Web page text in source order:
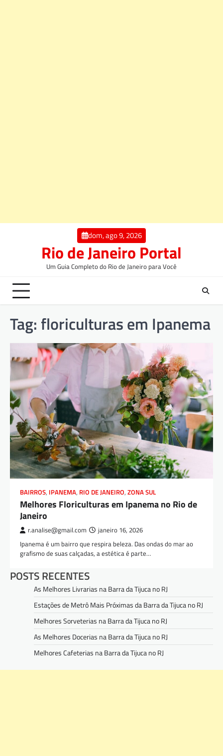
dom, ago 9, 2026
Rio de Janeiro Portal
Um Guia Completo do Rio de Janeiro para Você
Tag: floriculturas em Ipanema
BAIRROS, IPANEMA, RIO DE JANEIRO, ZONA SUL
Melhores Floriculturas em Ipanema no Rio de
Janeiro
r.analise@gmail.com janeiro 16, 2026
Ipanema é um bairro que respira beleza. Das ondas do mar ao
grafismo de suas calçadas, a estética é parte…
POSTS RECENTES
As Melhores Livrarias na Barra da Tijuca no RJ
Estações de Metrô Mais Próximas da Barra da Tijuca no RJ
Melhores Sorveterias na Barra da Tijuca no RJ
As Melhores Docerias na Barra da Tijuca no RJ
Melhores Cafeterias na Barra da Tijuca no RJ